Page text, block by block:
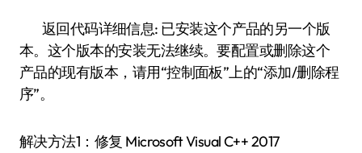
返回代码详细信息: 已安装这个产品的另一个版
本。这个版本的安装无法继续。要配置或删除这个
产品的现有版本，请用“控制面板”上的“添加/删除程
序”。
解决方法1：修复 Microsoft Visual C++ 2017